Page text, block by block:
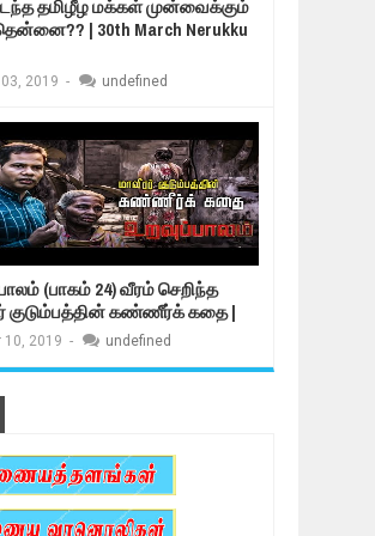
தமிழீழ மக்கள் முன்வைக்கும்
| 30th March Nerukku
03, 2019 - undefined
(பாகம் 24) வீரம் செறிந்த
குடும்பத்தின் கண்ணீர்க் கதை |
10, 2019 - undefined